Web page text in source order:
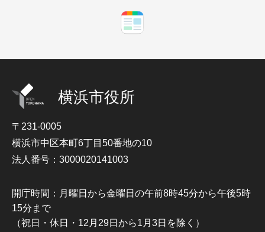
横浜市役所
〒231-0005
横浜市中区本町6丁目50番地の10
法人番号：3000020141003
開庁時間：月曜日から金曜日の午前8時45分から午後5時
15分まで
（祝日・休日・12月29日から1月3日を除く）